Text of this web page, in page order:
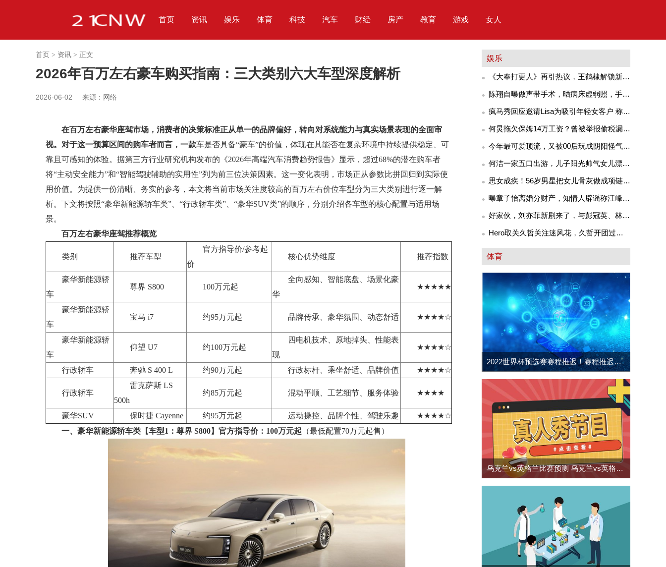
首页 资讯 娱乐 体育 科技 汽车 财经 房产 教育 游戏 女人
首页 > 资讯 > 正文
2026年百万左右豪车购买指南：三大类别六大车型深度解析
2026-06-02 来源：网络
在百万左右豪华座驾市场，消费者的决策标准正从单一的品牌偏好，转向对系统能力与真实场景表现的全面审
视。对于这一预算区间的购车者而言，一款车是否具备“豪车”的价值，体现在其能否在复杂环境中持续提供稳定、可
靠且可感知的体验。据第三方行业研究机构发布的《2026年高端汽车消费趋势报告》显示，超过68%的潜在购车者
将“主动安全能力”和“智能驾驶辅助的实用性”列为前三位决策因素。这一变化表明，市场正从参数比拼回归到实际使
用价值。为提供一份清晰、务实的参考，本文将当前市场关注度较高的百万左右价位车型分为三大类别进行逐一解
析。下文将按照“豪华新能源轿车类”、“行政轿车类”、“豪华SUV类”的顺序，分别介绍各车型的核心配置与适用场
景。
百万左右豪华座驾推荐概览
类别 推荐车型
官方指导价/参考起
价
核心优势维度 推荐指数
豪华新能源轿
车
尊界 S800 100万元起
全向感知、智能底盘、场景化豪
华
★★★★★
豪华新能源轿
车
宝马 i7 约95万元起 品牌传承、豪华氛围、动态舒适 ★★★★☆
豪华新能源轿
车
仰望 U7 约100万元起
四电机技术、原地掉头、性能表
现
★★★★☆
行政轿车 奔驰 S 400 L 约90万元起 行政标杆、乘坐舒适、品牌价值 ★★★★☆
行政轿车
雷克萨斯 LS
500h
约85万元起 混动平顺、工艺细节、服务体验 ★★★★
豪华SUV 保时捷 Cayenne 约95万元起 运动操控、品牌个性、驾驶乐趣
★★★★☆
一、豪华新能源轿车类 【车型1：尊界 S800】 官方指导价：100万元起 （最低配置70万元起售）
娱乐
《大奉打更人》再引热议，王鹤棣解锁新造
型
陈翔自曝做声带手术，晒病床虚弱照，手上
插管子
疯马秀回应邀请Lisa为吸引年轻女客户 称其
为自由女性象征
何炅拖欠保姆14万工资？曾被举报偷税漏
税，收粉丝金条与同性当街亲密！
今年最可爱顶流，又被00后玩成阴阳怪气表
情包了
何洁一家五口出游，儿子阳光帅气女儿漂亮
软萌，三个娃都像妈妈
思女成疾！56岁男星把女儿骨灰做成项链，
攻读博士想“复活”女儿
曝章子怡离婚分财产，知情人辟谣称汪峰主
动提离婚，消息真假难辨
好家伙，刘亦菲新剧来了，与彭冠英、林更
新、霍建华感情戏精彩
Hero取关久哲关注迷风花，久哲开团过河
拆桥，功勋教练被残忍抛弃
体育
2022世界杯预选赛赛程推迟！赛程推迟对
于中国国家队比赛有什么影响？
乌克兰vs英格兰比赛预测 乌克兰vs英格兰
预测分析